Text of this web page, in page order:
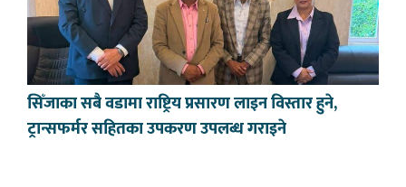
सिँजाका सबै वडामा राष्ट्रिय प्रसारण लाइन विस्तार हुने,
ट्रान्सफर्मर सहितका उपकरण उपलब्ध गराइने